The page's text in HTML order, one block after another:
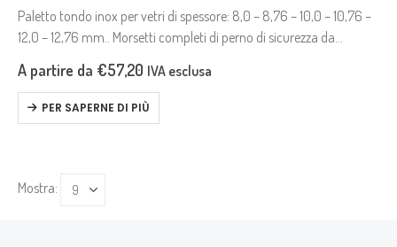
Paletto tondo inox per vetri di spessore: 8,0 – 8,76 – 10,0 – 10,76 –
12,0 – 12,76 mm.. Morsetti completi di perno di sicurezza da
A partire da €57,20 IVA esclusa
PER SAPERNE DI PIÙ
Mostra: